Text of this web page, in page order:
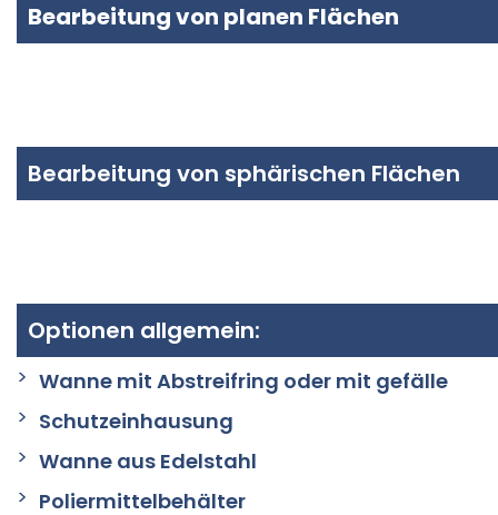
Bearbeitung von planen Flächen
Bearbeitung von sphärischen Flächen
Optionen allgemein:
Wanne mit Abstreifring oder mit gefälle
Schutzeinhausung
Wanne aus Edelstahl
Poliermittelbehälter